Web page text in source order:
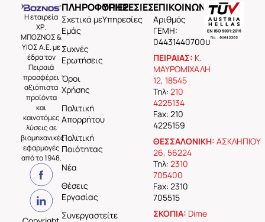
Η εταιρεία
ΧΡ.
ΜΠΟΖΝΟΣ &
ΥΙΟΣ Α.Ε. με
έδρα τον
Πειραιά
προσφέρει
αξιόπιστα
προϊόντα
και
καινοτόμες
λύσεις σε
βιομηχανικές
εφαρμογές
από το 1948.
ΠΛΗΡΟΦΟΡΙΕΣ
Σχετικά με
Εμάς
Συχνές
Ερωτήσεις
Όροι
Χρήσης
Πολιτική
Απορρήτου
Πολιτική
Ποιότητας
Νέα
Θέσεις
Εργασίας
Συνεργαστείτε
ΥΠΗΡΕΣΙΕΣ
Υπηρεσίες
ΕΠΙΚΟΙΝΩΝΙΑ
Aριθμός
ΓΕΜΗ:
044314407000
ΠΕΙΡΑΙΑΣ: Κ.
ΜΑΥΡΟΜΙΧΑΛΗ
12, 18545
Τηλ: 210
4225134
Fax: 210
4225159
ΘΕΣΣΑΛΟΝΙΚΗ: ΑΣΚΛΗΠΙΟΥ
26, 56224
Τηλ: 2310
705400
Fax: 2310
705515
ΣΚΟΠΙΑ: Dime